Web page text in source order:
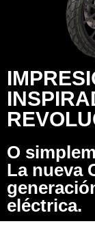
O
La nueva
eléctrica.